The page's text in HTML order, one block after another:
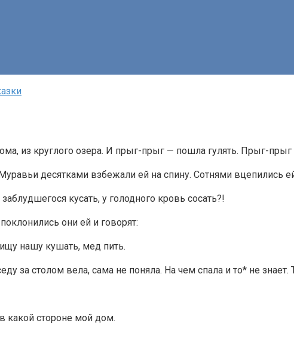
из круглого озера. И прыг-прыг — пошла гулять. Прыг-прыг
десятками взбежали ей на спину. Сотнями вцепились
кусать, у голодного кровь сосать?!
они ей и говорят:
нашу кушать, мед пить.
за столом вела, сама не поняла. На чем спала и то* не
какой стороне мой дом.